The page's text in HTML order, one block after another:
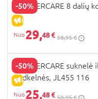
-50%
IŠPARDAVIMAS
MOTHERCARE 8 dalių
29,48 € 58,95 €
-50%
IŠPARDAVIMAS
MOTHERCARE
pėdkelnės, JL455 116
25,48 € 50,95 €